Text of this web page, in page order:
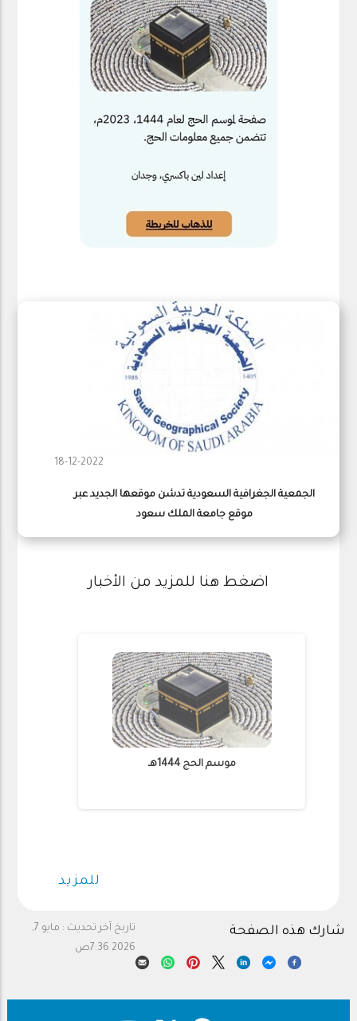
18-12-2022
الجمعية الجغرافية السعودية تدشن موقعها الجديد عبر
موقع جامعة الملك سعود
اضغط هنا للمزيد من الأخبار
موسم الحج 1444هـ
للمزيد
تاريخ آخر تحديث :
مايو 7,
2026 7:36ص
شارك هذه الصفحة